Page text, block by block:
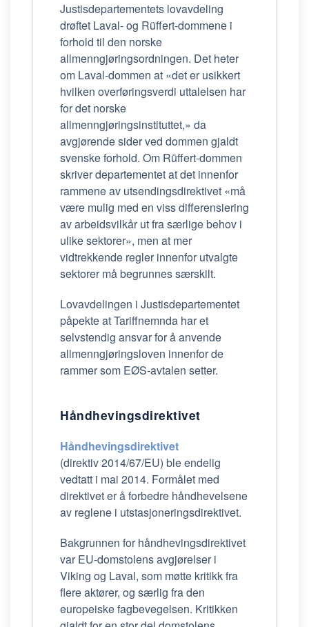
Justisdepartementets lovavdeling
drøftet Laval- og Rüffert-dommene i
forhold til den norske
allmenngjøringsordningen. Det heter
om Laval-dommen at «det er usikkert
hvilken overføringsverdi uttalelsen har
for det norske
allmenngjøringsinstituttet,» da
avgjørende sider ved dommen gjaldt
svenske forhold. Om Rüffert-dommen
skriver departementet at det innenfor
rammene av utsendingsdirektivet «må
være mulig med en viss differensiering
av arbeidsvilkår ut fra særlige behov i
ulike sektorer», men at mer
vidtrekkende regler innenfor utvalgte
sektorer må begrunnes særskilt.
Lovavdelingen i Justisdepartementet
påpekte at Tariffnemnda har et
selvstendig ansvar for å anvende
allmenngjøringsloven innenfor de
rammer som EØS-avtalen setter.
Håndhevingsdirektivet
Håndhevingsdirektivet
(direktiv 2014/67/EU) ble endelig
vedtatt i mai 2014. Formålet med
direktivet er å forbedre håndhevelsene
av reglene i utstasjoneringsdirektivet.
Bakgrunnen for håndhevingsdirektivet
var EU-domstolens avgjørelser i
Viking og Laval, som møtte kritikk fra
flere aktører, og særlig fra den
europeiske fagbevegelsen. Kritikken